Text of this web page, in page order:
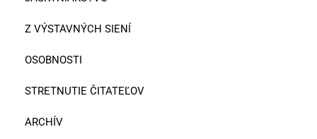
Z VÝSTAVNÝCH SIENÍ
OSOBNOSTI
STRETNUTIE ČITATEĽOV
ARCHÍV